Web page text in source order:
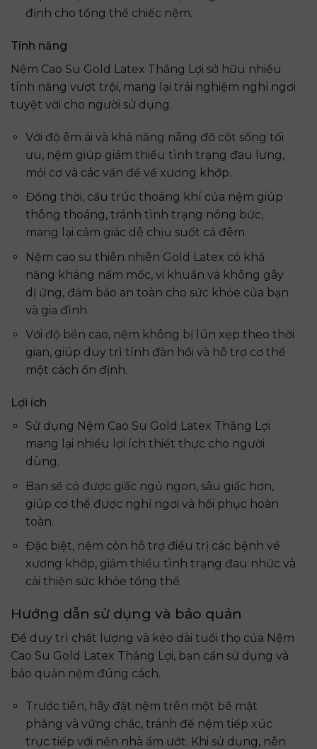
định cho tổng thể chiếc nệm.
Tính năng
Nệm Cao Su Gold Latex Thắng Lợi sở hữu nhiều
tính năng vượt trội, mang lại trải nghiệm nghỉ ngơi
tuyệt vời cho người sử dụng.
Với độ êm ái và khả năng nâng đỡ cột sống tối
ưu, nệm giúp giảm thiểu tình trạng đau lưng,
mỏi cơ và các vấn đề về xương khớp.
Đồng thời, cấu trúc thoáng khí của nệm giúp
thông thoáng, tránh tình trạng nóng bức,
mang lại cảm giác dễ chịu suốt cả đêm.
Nệm cao su thiên nhiên Gold Latex có khả
năng kháng nấm mốc, vi khuẩn và không gây
dị ứng, đảm bảo an toàn cho sức khỏe của bạn
và gia đình.
Với độ bền cao, nệm không bị lún xẹp theo thời
gian, giúp duy trì tính đàn hồi và hỗ trợ cơ thể
một cách ổn định.
Lợi ích
Sử dụng Nệm Cao Su Gold Latex Thắng Lợi
mang lại nhiều lợi ích thiết thực cho người
dùng.
Bạn sẽ có được giấc ngủ ngon, sâu giấc hơn,
giúp cơ thể được nghỉ ngơi và hồi phục hoàn
toàn.
Đặc biệt, nệm còn hỗ trợ điều trị các bệnh về
xương khớp, giảm thiểu tình trạng đau nhức và
cải thiện sức khỏe tổng thể.
Hướng dẫn sử dụng và bảo quản
Để duy trì chất lượng và kéo dài tuổi thọ của Nệm
Cao Su Gold Latex Thắng Lợi, bạn cần sử dụng và
bảo quản nệm đúng cách.
Trước tiên, hãy đặt nệm trên một bề mặt
phẳng và vững chắc, tránh để nệm tiếp xúc
trực tiếp với nền nhà ẩm ướt. Khi sử dụng, nên